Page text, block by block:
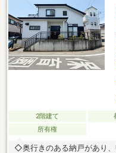
らぽーと富士見：車で約6
市立第六保育所：徒歩5分・
2階建て
所有権
◇奥行きのある納戸があり